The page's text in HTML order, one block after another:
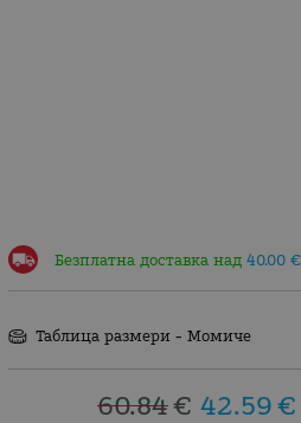
Безплатна доставка над 40.00 €
Таблица размери - Момиче
60.84€ 42.59€